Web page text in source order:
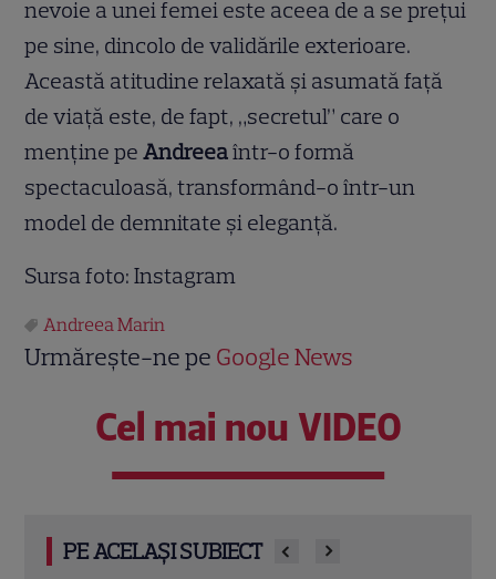
nevoie a unei femei este aceea de a se prețui
pe sine, dincolo de validările exterioare.
Această atitudine relaxată și asumată față
de viață este, de fapt, „secretul” care o
menține peAndreeaîntr-o formă
spectaculoasă, transformând-o într-un
model de demnitate și eleganță.
Sursa foto: Instagram
Andreea Marin
Urmărește-ne pe Google News
Cel mai nou VIDEO
PE ACELAȘI SUBIECT